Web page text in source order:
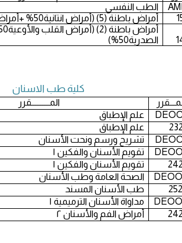
الطب النفسي
أمراض باطنة (5) (أمراض انتانية50% +أمراض الدم50%)
الصدرية50%)
كلية طب الاسنان
المــــــــــقرر
علم الإطباق
علم الإطباق
تشريح ورسم ونحت الأسنان
تقويم الأسنان والفكين ١
تقويم الأسنان والفكين ١
الصحة العامة وطب الأسنان
طب الأسنان المسند
مداواة الأسنان الترميمية ١
أمراض الفم والأسنان ٢